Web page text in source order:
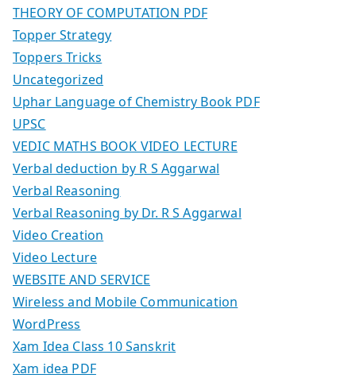
THEORY OF COMPUTATION PDF
Topper Strategy
Toppers Tricks
Uncategorized
Uphar Language of Chemistry Book PDF
UPSC
VEDIC MATHS BOOK VIDEO LECTURE
Verbal deduction by R S Aggarwal
Verbal Reasoning
Verbal Reasoning by Dr. R S Aggarwal
Video Creation
Video Lecture
WEBSITE AND SERVICE
Wireless and Mobile Communication
WordPress
Xam Idea Class 10 Sanskrit
Xam idea PDF